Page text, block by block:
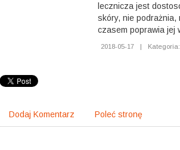
lecznicza jest
skóry, nie
czasem poprawia jej
2018-05-17 |
Dodaj Komentarz Poleć stronę